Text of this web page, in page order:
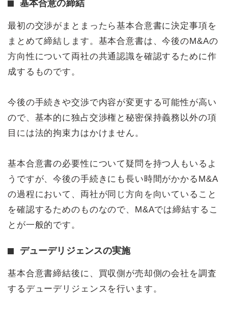
基本合意の締結
最初の交渉がまとまったら基本合意書に決定事項を
まとめて締結します。基本合意書は、今後のM&Aの
方向性について両社の共通認識を確認するために作
成するものです。
今後の手続きや交渉で内容が変更する可能性が高い
ので、基本的に独占交渉権と秘密保持義務以外の項
目には法的拘束力はかけません。
基本合意書の必要性について疑問を持つ人もいるよ
うですが、今後の手続きにも長い時間がかかるM&A
の過程において、両社が同じ方向を向いていること
を確認するためのものなので、M&Aでは締結するこ
とが一般的です。
デューデリジェンスの実施
基本合意書締結後に、買収側が売却側の会社を調査
するデューデリジェンスを行います。